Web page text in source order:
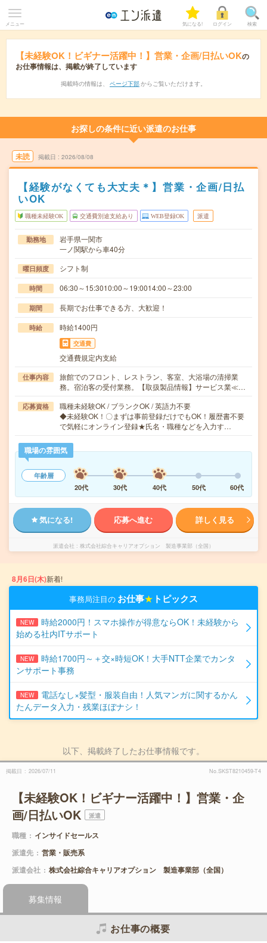
メニュー 気になる! ログイン 検索
【未経験OK！ビギナー活躍中！】営業・企画/日払いOKの
お仕事情報は、掲載が終了しています
掲載時の情報は、 ページ下部 からご覧いただけます。
お探しの条件に近い派遣のお仕事
未読 掲載日 2026/08/08
【経験がなくても大丈夫＊】営業・企画/日払
いOK
職種未経験OK 交通費別途支給あり WEB登録OK 派遣
勤務地
岩手県一関市
一ノ関駅から車40分
曜日頻度 シフト制
時間 06:30～15:3010:00～19:0014:00～23:00
期間 長期でお仕事できる方、大歓迎！
時給 時給1400円
交通費
交通費規定内支給
仕事内容
旅館でのフロント、レストラン、客室、大浴場の清掃業
務。宿泊客の受付業務。【取扱製品情報】サービス業≪…
応募資格
職種未経験OK / ブランクOK / 英語力不要
◆未経験OK！〇まずは事前登録だけでもOK！履歴書不要
で気軽にオンライン登録★氏名・職種などを入力す…
職場の雰囲気
年齢層
20代
30代 40代 50代 60代
気になる! 応募へ進む 詳しく見る
派遣会社 株式会社綜合キャリアオプション 製造事業部（全国）
8月6日(木)新着!
事務局注目の お仕事★ トピックス
NEW
時給2000円！スマホ操作が得意ならOK！未経験から
始める社内ITサポート
NEW
時給1700円～＋交×時短OK！大手NTT企業でカンタ
ンサポート事務
NEW
電話なし×髪型・服装自由！人気マンガに関するかん
たんデータ入力・残業ほぼナシ！
以下、掲載終了したお仕事情報です。
掲載日 2026/07/11 No.SKST8210459-T4
【未経験OK！ビギナー活躍中！】営業・企
画/日払いOK
派遣
職種
インサイドセールス
派遣先
営業・販売系
派遣会社
株式会社綜合キャリアオプション 製造事業部（全国）
募集情報
お仕事の概要